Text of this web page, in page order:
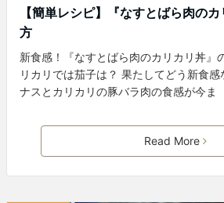
【簡単レシピ】『なすとばら肉の
方
新食感！『なすとばら肉のカリカリ丼』
リカリでは茄子は？ 果たしてどう新食
ナスとカリカリの豚バラ肉の食感が今ま
Read More